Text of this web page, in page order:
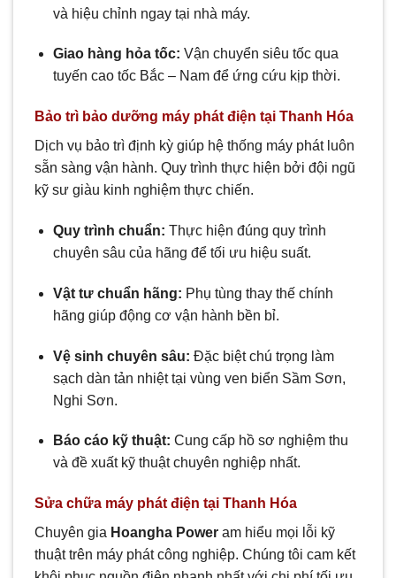
và hiệu chỉnh ngay tại nhà máy.
Giao hàng hỏa tốc: Vận chuyển siêu tốc qua
tuyến cao tốc Bắc – Nam để ứng cứu kịp thời.
Bảo trì bảo dưỡng máy phát điện tại Thanh Hóa
Dịch vụ bảo trì định kỳ giúp hệ thống máy phát luôn
sẵn sàng vận hành. Quy trình thực hiện bởi đội ngũ
kỹ sư giàu kinh nghiệm thực chiến.
Quy trình chuẩn: Thực hiện đúng quy trình
chuyên sâu của hãng để tối ưu hiệu suất.
Vật tư chuẩn hãng: Phụ tùng thay thế chính
hãng giúp động cơ vận hành bền bỉ.
Vệ sinh chuyên sâu: Đặc biệt chú trọng làm
sạch dàn tản nhiệt tại vùng ven biển Sầm Sơn,
Nghi Sơn.
Báo cáo kỹ thuật: Cung cấp hồ sơ nghiệm thu
và đề xuất kỹ thuật chuyên nghiệp nhất.
Sửa chữa máy phát điện tại Thanh Hóa
Chuyên gia Hoangha Power am hiểu mọi lỗi kỹ
thuật trên máy phát công nghiệp. Chúng tôi cam kết